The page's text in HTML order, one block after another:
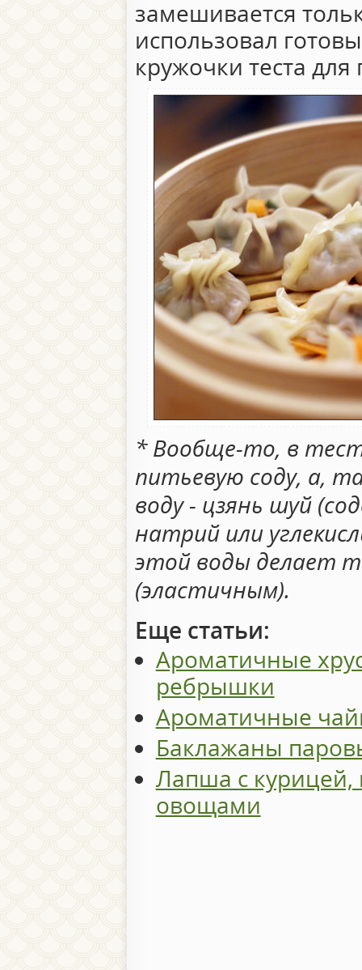
замешивается
использовал
кружочки теста для
* Вообще-то, в
питьевую соду, а,
воду - цзянь шуй
натрий или
этой воды делает
(эластичным).
Еще статьи:
Ароматичные
ребрышки
Ароматичные
Баклажаны
Лапша с
овощами